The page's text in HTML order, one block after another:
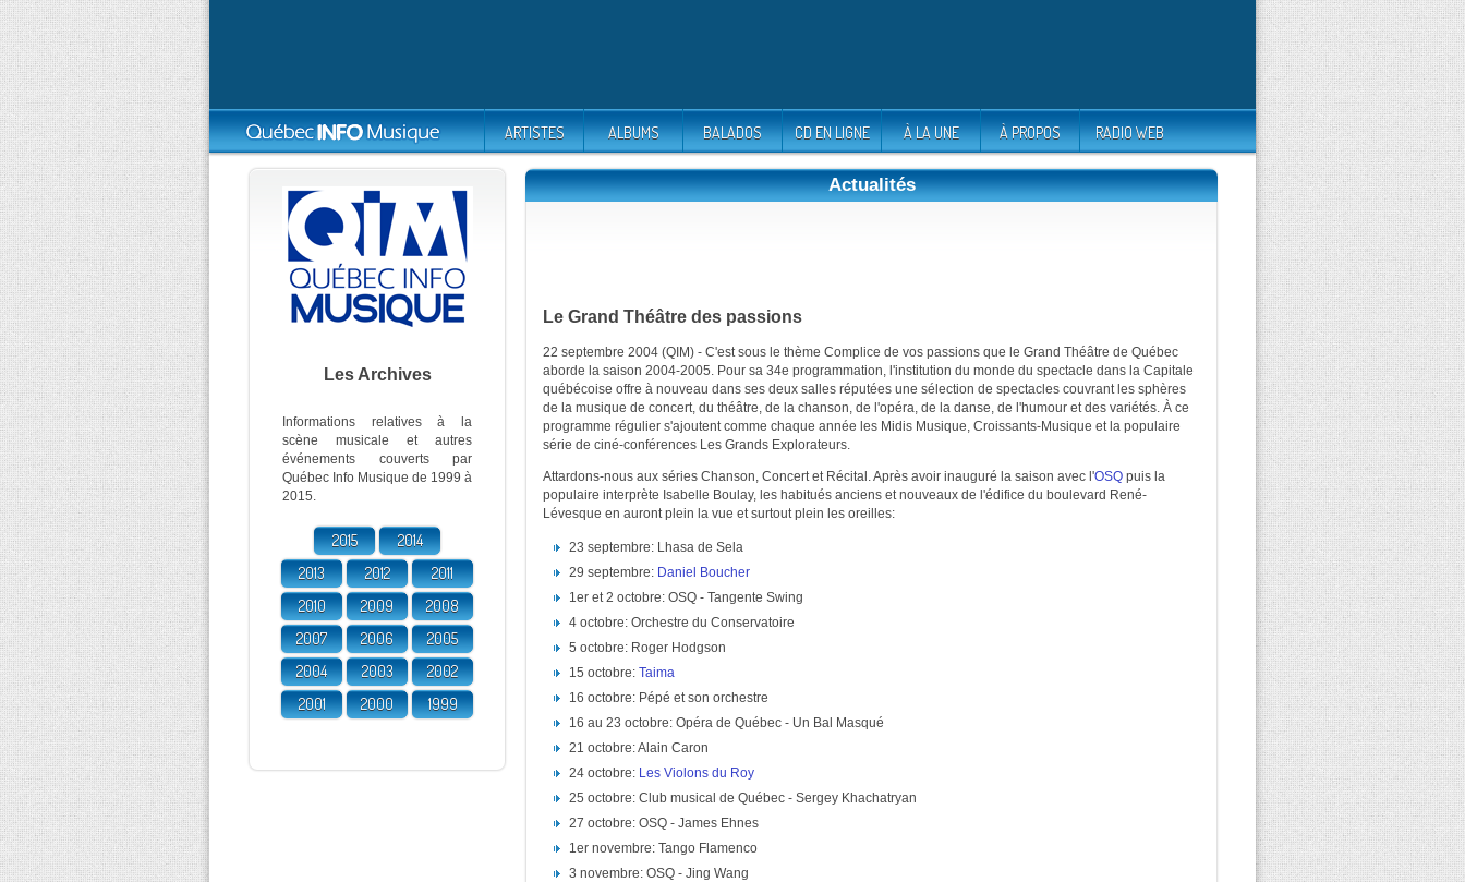
ARTISTES ALBUMS BALADOS CD EN LIGNE À LA UNE À PROPOS RADIO WEB
Les Archives
Informations relatives à la
scène musicale et autres
événements couverts par
Québec Info Musique de 1999 à
2015.
2015
2014
2013
2012
2011
2010
2009
2008
2007
2006
2005
2004
2003
2002
2001
2000 1999
Actualités
Le Grand Théâtre des passions
22 septembre 2004 (QIM) - C'est sous le thème Complice de vos passions que le Grand Théâtre de Québec
aborde la saison 2004-2005. Pour sa 34e programmation, l'institution du monde du spectacle dans la Capitale
québécoise offre à nouveau dans ses deux salles réputées une sélection de spectacles couvrant les sphères
de la musique de concert, du théâtre, de la chanson, de l'opéra, de la danse, de l'humour et des variétés. À ce
programme régulier s'ajoutent comme chaque année les Midis Musique, Croissants-Musique et la populaire
série de ciné-conférences Les Grands Explorateurs.
Attardons-nous aux séries Chanson, Concert et Récital. Après avoir inauguré la saison avec l'OSQ puis la
populaire interprète Isabelle Boulay, les habitués anciens et nouveaux de l'édifice du boulevard René-
Lévesque en auront plein la vue et surtout plein les oreilles:
23 septembre: Lhasa de Sela
29 septembre:
Daniel Boucher
1er et 2 octobre: OSQ - Tangente Swing
4 octobre: Orchestre du Conservatoire
5 octobre: Roger Hodgson
15 octobre:
Taima
16 octobre: Pépé et son orchestre
16 au 23 octobre: Opéra de Québec - Un Bal Masqué
21 octobre: Alain Caron
24 octobre:
Les Violons du Roy
25 octobre: Club musical de Québec - Sergey Khachatryan
27 octobre: OSQ - James Ehnes
1er novembre: Tango Flamenco
3 novembre: OSQ - Jing Wang